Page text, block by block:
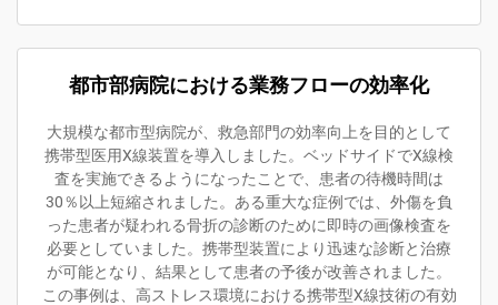
都市部病院における業務フローの効率化
大規模な都市型病院が、救急部門の効率向上を目的として
携帯型医用X線装置を導入しました。ベッドサイドでX線検
査を実施できるようになったことで、患者の待機時間は
30％以上短縮されました。ある重大な症例では、外傷を負
った患者が疑われる骨折の診断のために即時の画像検査を
必要としていました。携帯型装置により迅速な診断と治療
が可能となり、結果として患者の予後が改善されました。
この事例は、高ストレス環境における携帯型X線技術の有効